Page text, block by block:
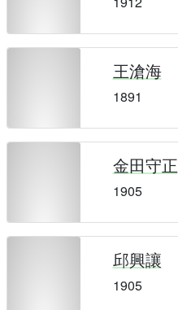
王滄海
1891
金田守正
1905
邱興讓
1905